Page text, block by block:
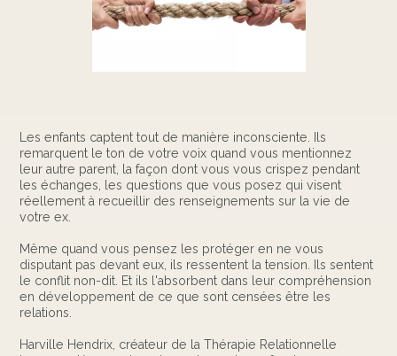
Les enfants captent tout de manière inconsciente. Ils
remarquent le ton de votre voix quand vous mentionnez
leur autre parent, la façon dont vous vous crispez pendant
les échanges, les questions que vous posez qui visent
réellement à recueillir des renseignements sur la vie de
votre ex.
Même quand vous pensez les protéger en ne vous
disputant pas devant eux, ils ressentent la tension. Ils sentent
le conflit non-dit. Et ils l'absorbent dans leur compréhension
en développement de ce que sont censées être les
relations.
Harville Hendrix, créateur de la Thérapie Relationnelle